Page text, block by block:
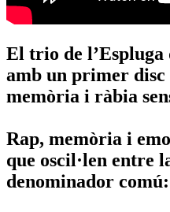
El trio de
amb un primer
memòria i ràbia
Rap, memòria i
que oscil·len entre
denominador